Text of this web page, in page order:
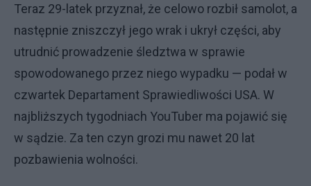
Teraz 29-latek przyznał, że celowo rozbił samolot, a
następnie zniszczył jego wrak i ukrył części, aby
utrudnić prowadzenie śledztwa w sprawie
spowodowanego przez niego wypadku — podał w
czwartek Departament Sprawiedliwości USA. W
najbliższych tygodniach YouTuber ma pojawić się
w sądzie. Za ten czyn grozi mu nawet 20 lat
pozbawienia wolności.